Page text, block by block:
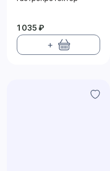
1 035 ₽
+